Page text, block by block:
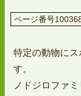
ページ番号
特定の動物に
す。
ノドジロファ